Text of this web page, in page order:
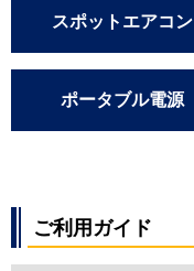
スポットエアコン
ポータブル電源
ご利用ガイド